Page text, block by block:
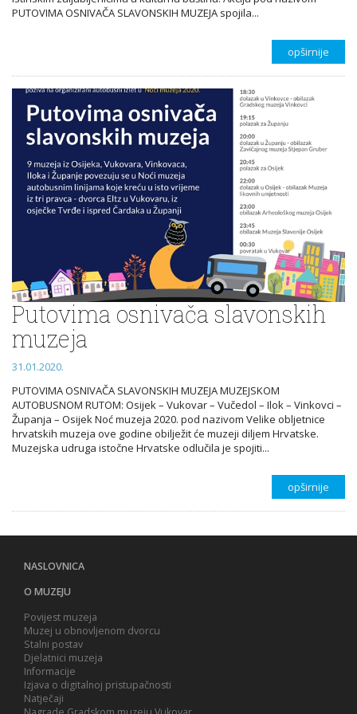
PUTOVIMA OSNIVAČA SLAVONSKIH MUZEJA spojila...
opširnije
Putovima osnivača slavonskih
muzeja
31.01.2020.
PUTOVIMA OSNIVAČA SLAVONSKIH MUZEJA MUZEJSKOM
AUTOBUSNOM RUTOM: Osijek – Vukovar – Vučedol – Ilok – Vinkovci –
Županja – Osijek Noć muzeja 2020. pod nazivom Velike obljetnice
hrvatskih muzeja ove godine obilježit će muzeji diljem Hrvatske.
Muzejska udruga istočne Hrvatske odlučila je spojiti...
opširnije
NASLOVNICA
O MUZEJU
Povijest muzeja
Muzej u obnovljenom dvorcu
Stalni postav
Djelatnici muzeja
Informacije
Izjava o digitalnoj pristupačnosti
Natječaji